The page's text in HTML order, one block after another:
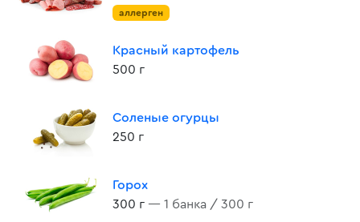
аллерген
Красный картофель
500 г
Соленые огурцы
250 г
Горох
300 г — 1 банка / 300 г